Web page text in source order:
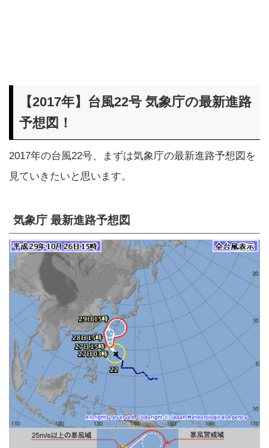
【2017年】台風22号 気象庁の最新進路
予想図！
2017年の台風22号、まずは気象庁の最新進路予想図を
見ていきたいと思います。
気象庁 最新進路予想図